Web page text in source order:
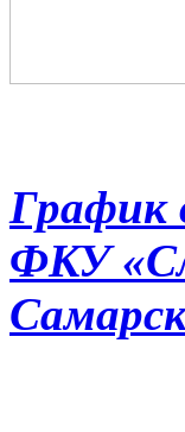
График
ФКУ